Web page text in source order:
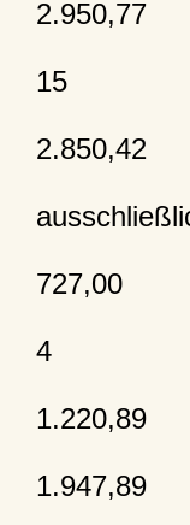
2.950,77
15
2.850,42
727,00
4
1.220,89
1.947,89